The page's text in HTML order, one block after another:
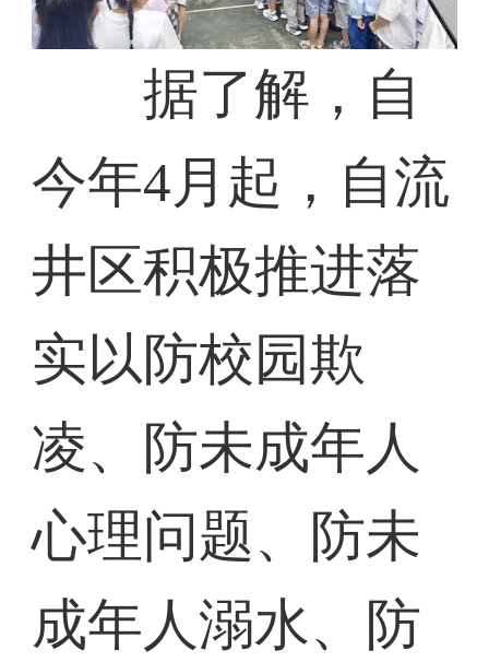
据了解，自
今年4月起，自流
井区积极推进落
实以防校园欺
凌、防未成年人
心理问题、防未
成年人溺水、防